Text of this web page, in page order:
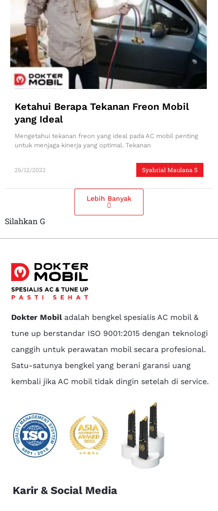
Ketahui Berapa Tekanan Freon Mobil
yang Ideal
Syahrial Maulana S
26/12/2022
Mengetahui tekanan freon yang ideal pada AC mobil penting
untuk menjaga kinerja yang optimal. Tekanan
Lebih Banyak
Silahkan G
Dokter Mobiladalah bengkel spesialis AC mobil &
tune up berstandar ISO 9001:2015 dengan teknologi
canggih untuk perawatan mobil secara profesional.
Satu-satunya bengkel yang berani garansi uang
kembali jika AC mobil tidak dingin setelah di service.
Karir & Social Media